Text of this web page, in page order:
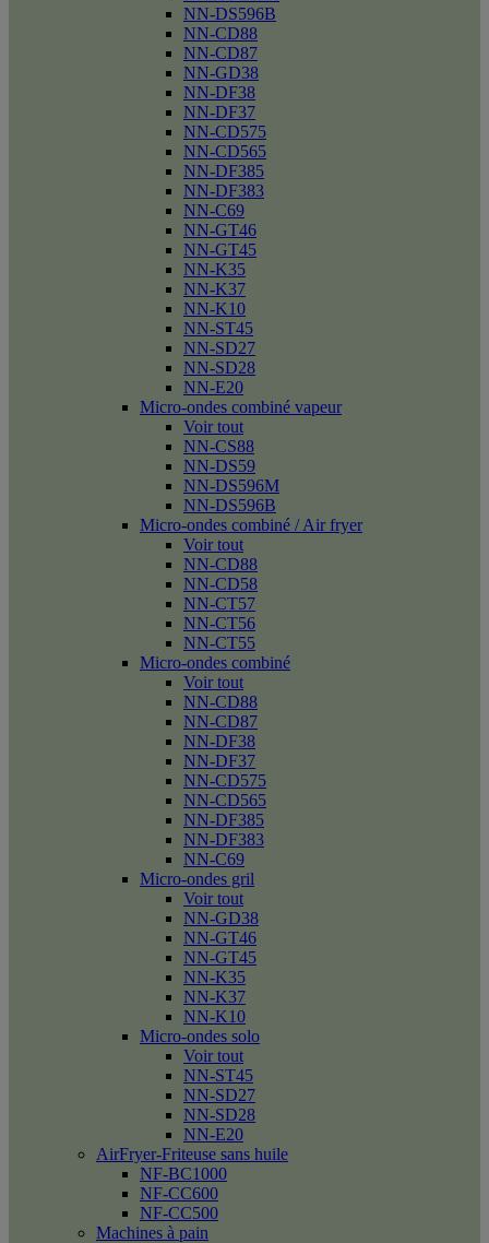
NN-DS596B
NN-CD88
NN-CD87
NN-GD38
NN-DF38
NN-DF37
NN-CD575
NN-CD565
NN-DF385
NN-DF383
NN-C69
NN-GT46
NN-GT45
NN-K35
NN-K37
NN-K10
NN-ST45
NN-SD27
NN-SD28
NN-E20
Micro-ondes combiné vapeur
Voir tout
NN-CS88
NN-DS59
NN-DS596M
NN-DS596B
Micro-ondes combiné / Air fryer
Voir tout
NN-CD88
NN-CD58
NN-CT57
NN-CT56
NN-CT55
Micro-ondes combiné
Voir tout
NN-CD88
NN-CD87
NN-DF38
NN-DF37
NN-CD575
NN-CD565
NN-DF385
NN-DF383
NN-C69
Micro-ondes gril
Voir tout
NN-GD38
NN-GT46
NN-GT45
NN-K35
NN-K37
NN-K10
Micro-ondes solo
Voir tout
NN-ST45
NN-SD27
NN-SD28
NN-E20
AirFryer-Friteuse sans huile
NF-BC1000
NF-CC600
NF-CC500
Machines à pain